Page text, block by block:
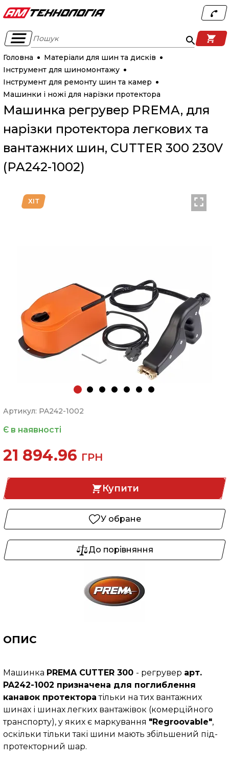
Пошук
Головна
Матеріали для шин та дисків
Інструмент для шиномонтажу
Інструмент для ремонту шин та камер
Машинки і ножі для нарізки протектора
Машинка регрувер PREMA, для
нарізки протектора легкових та
вантажних шин, CUTTER 300 230V
(PA242-1002)
ХІТ
Артикул: PA242-1002
Є в наявності
21 894.96 ГРН
Купити
У обране
До порівняння
ОПИС
Машинка PREMA CUTTER 300 - регрувер арт.
PA242-1002 призначена для поглиблення
канавок протектора тільки на тих вантажних
шинах і шинах легких вантажівок (комерційного
транспорту), у яких є маркування "Regroovable",
оскільки тільки такі шини мають збільшений під-
протекторний шар.